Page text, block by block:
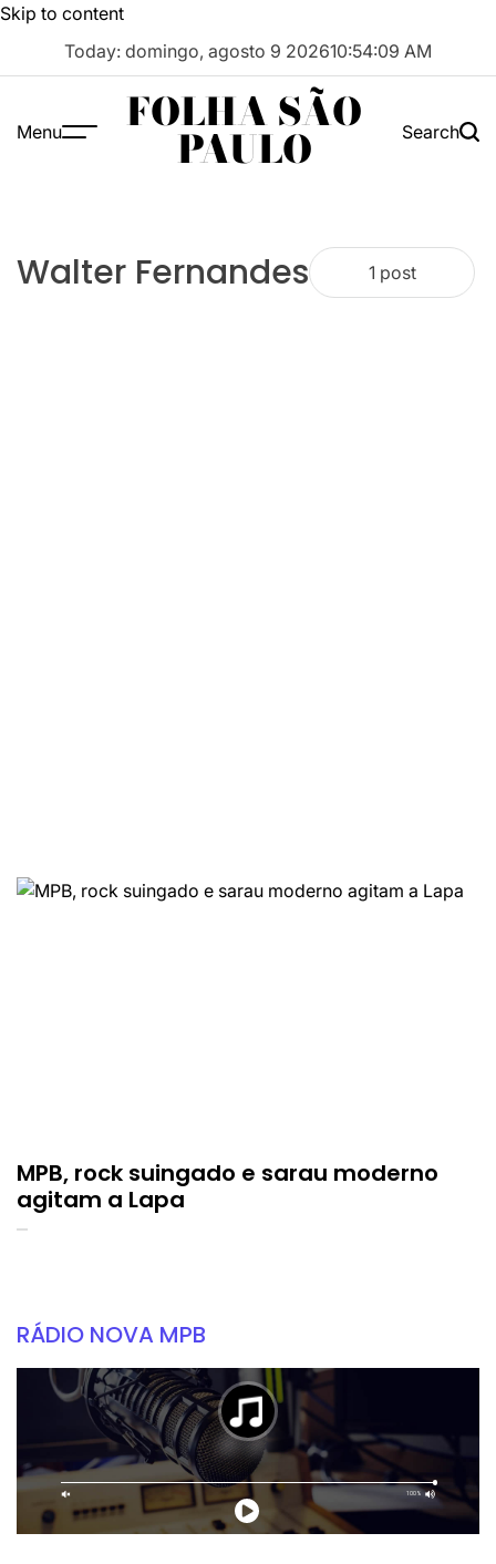
Skip to content
Today: domingo, agosto 9 202610:54:09 AM
Menu FOLHA SÃO
PAULO Search
Walter Fernandes 1 post
MPB, rock suingado e sarau moderno
agitam a Lapa
RÁDIO NOVA MPB